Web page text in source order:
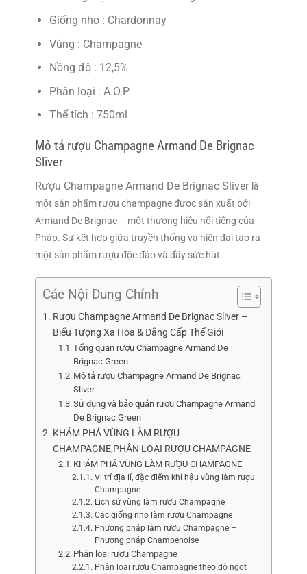
Giống nho : Chardonnay
Vùng : Champagne
Nồng độ : 12,5%
Phân loại : A.O.P
Thể tích : 750ml
Mô tả rượu Champagne Armand De Brignac
Sliver
Rượu Champagne Armand De Brignac Sliver là
một sản phẩm rượu champagne được sản xuất bởi
Armand De Brignac – một thương hiệu nổi tiếng của
Pháp. Sự kết hợp giữa truyền thống và hiện đại tạo ra
một sản phẩm rượu độc đáo và đầy sức hút.
Các Nội Dung Chính
Rượu Champagne Armand De Brignac Sliver –
Biểu Tượng Xa Hoa & Đẳng Cấp Thế Giới
Tổng quan rượu Champagne Armand De
Brignac Green
Mô tả rượu Champagne Armand De Brignac
Sliver
Sử dụng và bảo quản rượu Champagne Armand
De Brignac Green
KHÁM PHÁ VÙNG LÀM RƯỢU
CHAMPAGNE,PHÂN LOẠI RƯỢU CHAMPAGNE
KHÁM PHÁ VÙNG LÀM RƯỢU CHAMPAGNE
Vị trí địa lí, đặc điểm khí hậu vùng làm rượu
Champagne
Lịch sử vùng làm rượu Champagne
Các giống nho làm rượu Champagne
Phương pháp làm rượu Champagne –
Phương pháp Champenoise
Phân loại rượu Champagne
Phân loại rượu Champagne theo độ ngọt